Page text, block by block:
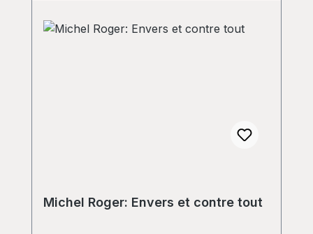
Michel Roger: Envers et contre tout